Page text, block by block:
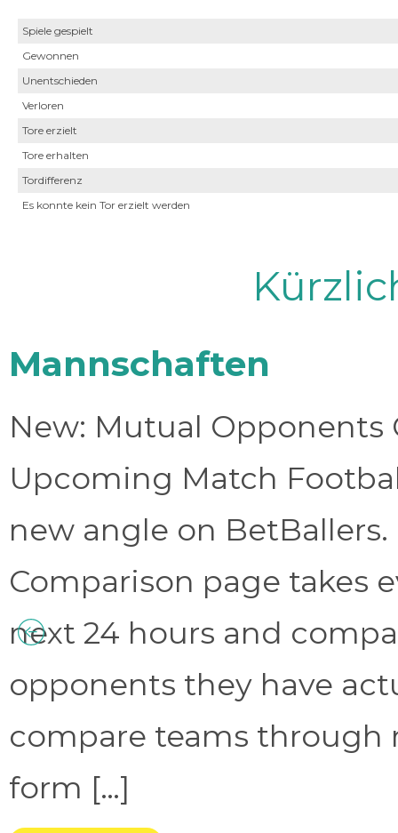
Spiele gespielt
Gewonnen
Unentschieden
Verloren
Tore erzielt
Tore erhalten
Tordifferenz
Es konnte kein Tor erzielt werden
Mannschaften
New: Mutual Opponents
Upcoming Match
new angle on
Comparison page takes
next 24 hours and
opponents they have
compare teams through
form […]